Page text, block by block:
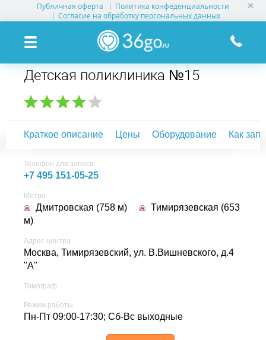
Публичная оферта
Политика конфеденциальности
Согласие на обработку персональных данных
УСЛУГИ КЛИНИК
КЛИНИКИ НА КАРТЕ
ПАМЯТКА ПАЦИЕНТУ
АКЦИИ
О ПРОЕКТЕ
Детская поликлиника №15
Краткое описание Цены Оборудование Как
Телефон для записи
+7 495 151-05-25
Метро
Дмитровская (758 м)
Тимирязевская (653
м)
Адрес центра
Москва, Тимирязевский, ул. В.Вишневского, д.4
"А"
Томограф
Режим работы
Пн-Пт 09:00-17:30; Сб-Вс выходные